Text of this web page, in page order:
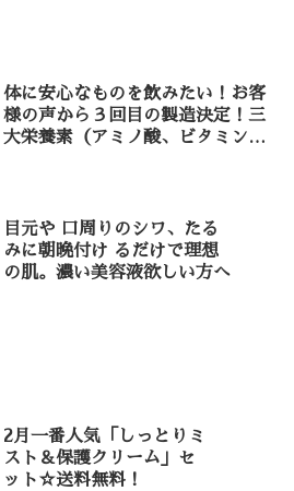
体に安心なものを飲みたい！お客
様の声から３回目の製造決定！三
大栄養素（アミノ酸、ビタミン、
目元や 口周りのシワ、たる
みに朝晩付け るだけで理想
の肌。濃い美容液欲しい方へ
2月一番人気「しっとりミ
スト＆保護クリーム」セ
ット☆送料無料！